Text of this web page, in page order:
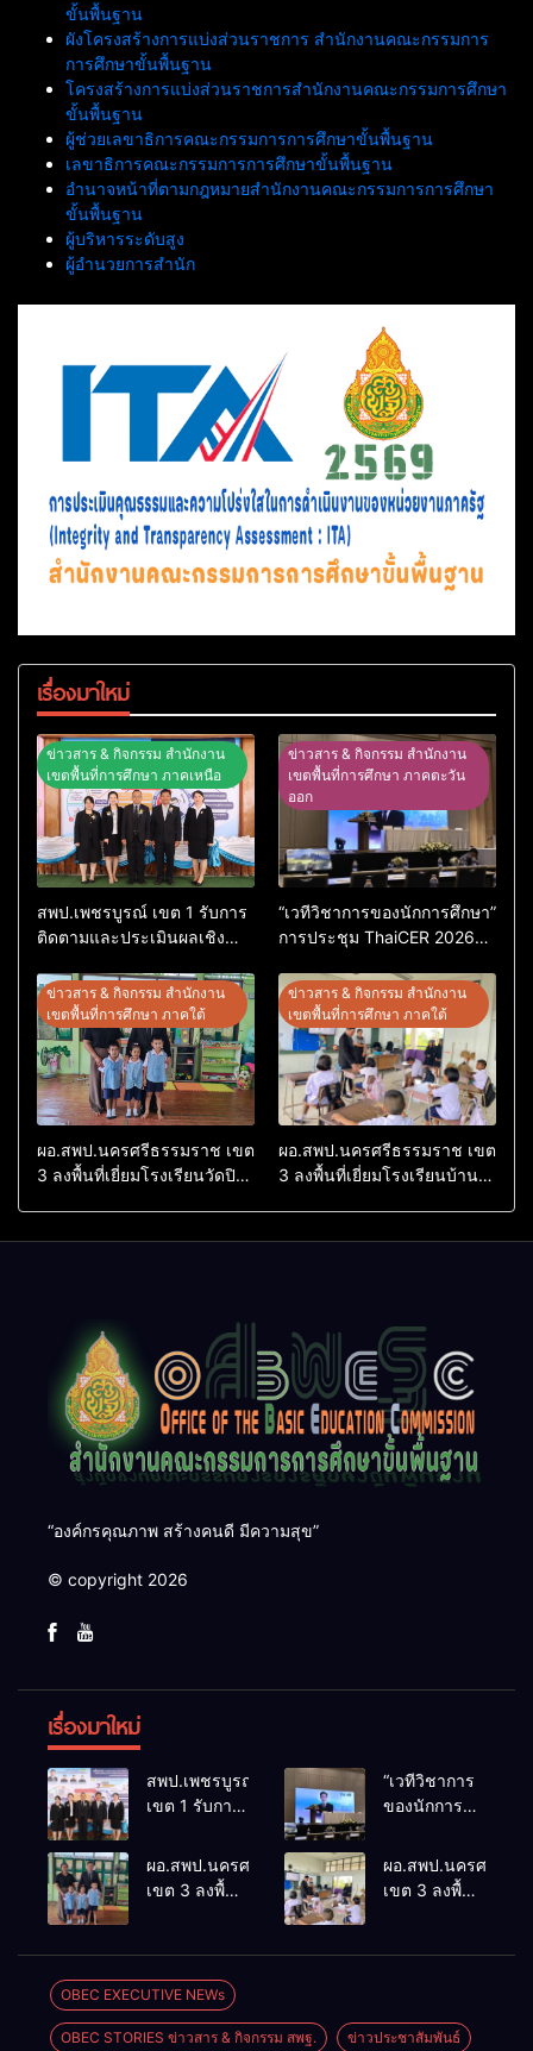
ขั้นพื้นฐาน
ผังโครงสร้างการแบ่งส่วนราชการ สำนักงานคณะกรรมการ
การศึกษาขั้นพื้นฐาน
โครงสร้างการแบ่งส่วนราชการสำนักงานคณะกรรมการศึกษา
ขั้นพื้นฐาน
ผู้ช่วยเลขาธิการคณะกรรมการการศึกษาขั้นพื้นฐาน
เลขาธิการคณะกรรมการการศึกษาขั้นพื้นฐาน
อำนาจหน้าที่ตามกฎหมายสำนักงานคณะกรรมการการศึกษา
ขั้นพื้นฐาน
ผู้บริหารระดับสูง
ผู้อำนวยการสำนัก
เรื่องมาใหม่
ข่าวสาร & กิจกรรม สำนักงาน
เขตพื้นที่การศึกษา ภาคเหนือ
สพป.เพชรบูรณ์ เขต 1 รับการ
ติดตามและประเมินผลเชิง
ต้นแบบ” ระดับประเทศ รุ่นที่ 3
ประจำปีงบประมาณ พ.ศ.
2569
ข่าวสาร & กิจกรรม สำนักงาน
เขตพื้นที่การศึกษา ภาคตะวัน
ออก
“เวทีวิชาการของนักการศึกษา”
การประชุม ThaiCER 2026
Conference on Education
Research (ThaiCER) 2026
ข่าวสาร & กิจกรรม สำนักงาน
เขตพื้นที่การศึกษา ภาคใต้
ผอ.สพป.นครศรีธรรมราช เขต
3 ลงพื้นที่เยี่ยมโรงเรียนวัดปิยา
ข่าวสาร & กิจกรรม สำนักงาน
เขตพื้นที่การศึกษา ภาคใต้
ผอ.สพป.นครศรีธรรมราช เขต
3 ลงพื้นที่เยี่ยมโรงเรียนบ้าน
“องค์กรคุณภาพ สร้างคนดี มีความสุข”
© copyright 2026
เรื่องมาใหม่
สพป.เพชรบูรณ์
เขต 1 รับการ
ประเมินผล
เชิงประจักษ์
ต้นแบบ”
ระดับประเทศ
รุ่นที่ 3 ประจำ
ปีงบประมาณ
“เวทีวิชาการ
ของนักการ
ThaiCER
International
Research
ผอ.สพป.นครศรีธรรมราช
เขต 3 ลงพื้นที่
ปากพนัง
ผอ.สพป.นครศรีธรร
เขต 3 ลงพื้นที่
OBEC EXECUTIVE NEWs
OBEC STORIES ข่าวสาร & กิจกรรม สพฐ. ข่าวประชาสัมพันธ์